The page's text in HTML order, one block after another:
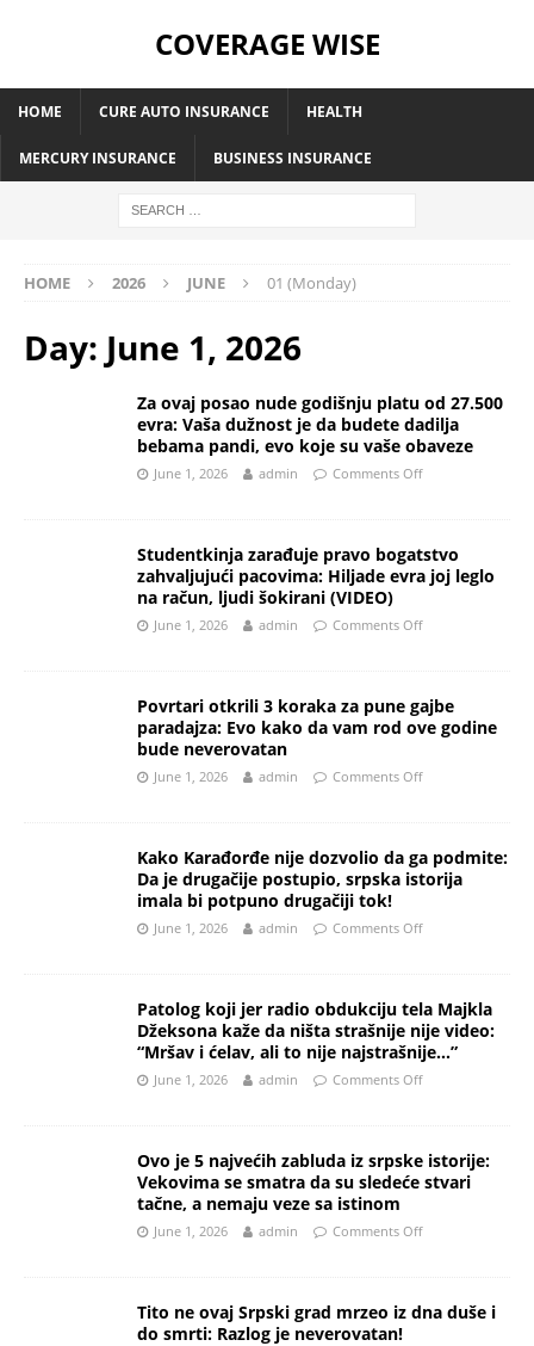
COVERAGE WISE
HOME CURE AUTO INSURANCE HEALTH
MERCURY INSURANCE BUSINESS INSURANCE
HOME 2026 JUNE 01 (Monday)
Day: June 1, 2026
Za ovaj posao nude godišnju platu od 27.500
evra: Vaša dužnost je da budete dadilja
bebama pandi, evo koje su vaše obaveze
June 1, 2026 admin Comments Off
Studentkinja zarađuje pravo bogatstvo
zahvaljujući pacovima: Hiljade evra joj leglo
na račun, ljudi šokirani (VIDEO)
June 1, 2026 admin Comments Off
Povrtari otkrili 3 koraka za pune gajbe
paradajza: Evo kako da vam rod ove godine
bude neverovatan
June 1, 2026 admin Comments Off
Kako Karađorđe nije dozvolio da ga podmite:
Da je drugačije postupio, srpska istorija
imala bi potpuno drugačiji tok!
June 1, 2026 admin Comments Off
Patolog koji jer radio obdukciju tela Majkla
Džeksona kaže da ništa strašnije nije video:
“Mršav i ćelav, ali to nije najstrašnije…”
June 1, 2026 admin Comments Off
Ovo je 5 najvećih zabluda iz srpske istorije:
Vekovima se smatra da su sledeće stvari
tačne, a nemaju veze sa istinom
June 1, 2026 admin Comments Off
Tito ne ovaj Srpski grad mrzeo iz dna duše i
do smrti: Razlog je neverovatan!